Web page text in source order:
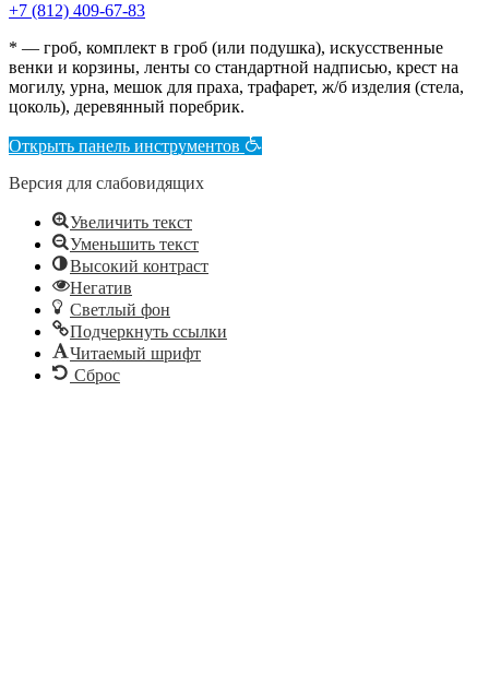
+7 (812) 409-67-83
* — гроб, комплект в гроб (или подушка), искусственные
венки и корзины, ленты со стандартной надписью, крест на
могилу, урна, мешок для праха, трафарет, ж/б изделия (стела,
цоколь), деревянный поребрик.
Открыть панель инструментов
Версия для слабовидящих
Увеличить текст
Уменьшить текст
Высокий контраст
Негатив
Светлый фон
Подчеркнуть ссылки
Читаемый шрифт
Сброс